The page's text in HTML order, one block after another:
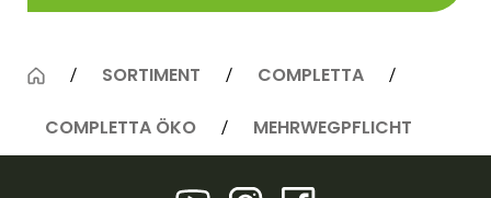
SORTIMENT COMPLETTA
COMPLETTA ÖKO MEHRWEGPFLICHT